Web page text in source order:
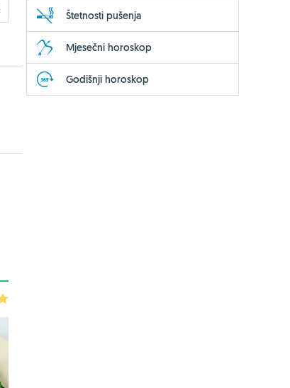
Štetnosti pušenja
Mjesečni horoskop
Godišnji horoskop